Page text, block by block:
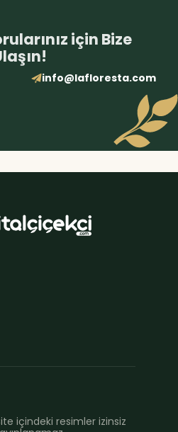
için Bize
info@lafloresta.com
içindeki resimler izinsiz